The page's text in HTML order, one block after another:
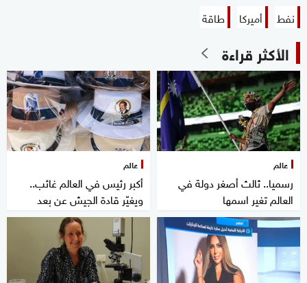
نفط أميركا طاقة
الأكثر قراءة
عالم
رسميا.. ثالث أصغر دولة في
العالم تغير اسمها
عالم
أكبر رئيس في العالم غائب..
ويغيّر قادة الجيش عن بعد